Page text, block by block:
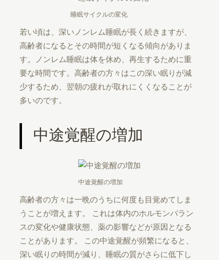
睡眠サイクルの変化
若い頃は、深いノンレム睡眠が長く続きますが、
高齢者になるとその時間が短くなる傾向がありま
す。ノンレム睡眠は体を休め、再生するために重
要な時間です。高齢者の方々はこの深い眠りが減
少するため、翌朝の疲れが取れにくくなることが
多いのです。
中途覚醒の増加
中途覚醒の増加
高齢者の方々は一晩のうちに何度も目覚めてしま
うことが増えます。 これは体内のホルモンバラン
スの変化や健康状態、薬の影響などが原因となる
ことがあります。 この中途覚醒が頻繁になると、
深い眠りの時間が減り、睡眠の質がさらに低下し